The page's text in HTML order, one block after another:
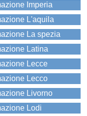
Imperia
L'aquila
La spezia
Latina
Lecce
Lecco
Livorno
Lodi